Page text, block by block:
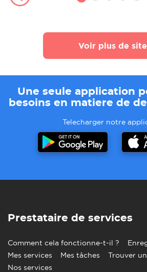
Voir plus de
Une seule application
besoins en matiere de
Telecharger notre
Prestataire de services
Comment cela fonctionne-t-il ?
Mes services
Mes tâches
Trouver
Nos services